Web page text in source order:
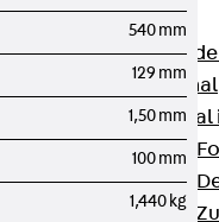
Bodenkanäle
Zurück
BK Bodenkanal
KLK
Bodenkanal-
Bodenkanal-
Bodenkanal-
540 mm
129 mm
1,50 mm
100 mm
1,440 kg